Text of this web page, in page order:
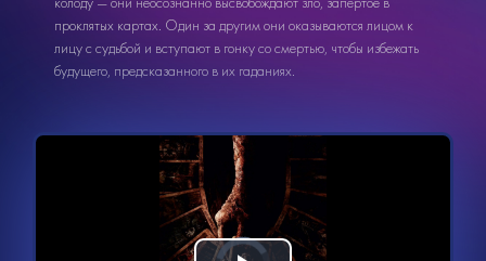
проклятых картах. Один за другим они оказываются лицом к
лицу с судьбой и вступают в гонку со смертью, чтобы избежать
будущего, предсказанного в их гаданиях.